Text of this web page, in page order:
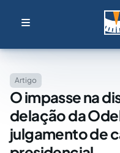
Artigo
O impasse na
delação da
julgamento de